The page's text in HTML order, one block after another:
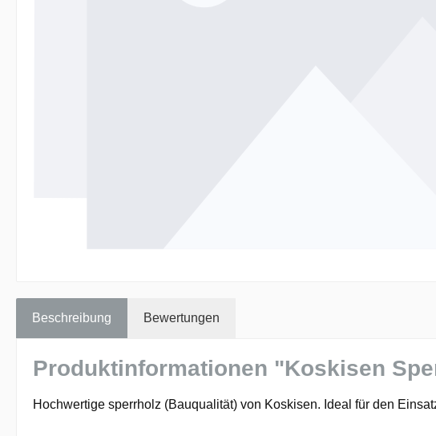
Beschreibung Bewertungen
Produktinformationen "Koskisen
Hochwertige sperrholz (Bauqualität) von Koskisen. Ideal für den